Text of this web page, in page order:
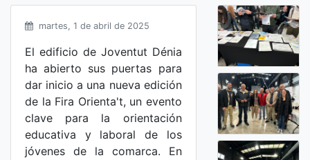
martes, 1 de abril de 2025
El edificio de Joventut Dénia
ha abierto sus puertas para
dar inicio a una nueva edición
de la Fira Orienta't, un evento
clave para la orientación
educativa y laboral de los
jóvenes de la comarca. En